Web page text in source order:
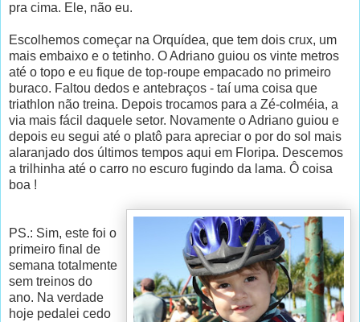
pra cima. Ele, não eu.
Escolhemos começar na Orquídea, que tem dois crux, um
mais embaixo e o tetinho. O Adriano guiou os vinte metros
até o topo e eu fique de top-roupe empacado no primeiro
buraco. Faltou dedos e antebraços - taí uma coisa que
triathlon não treina. Depois trocamos para a Zé-colméia, a
via mais fácil daquele setor. Novamente o Adriano guiou e
depois eu segui até o platô para apreciar o por do sol mais
alaranjado dos últimos tempos aqui em Floripa. Descemos
a trilhinha até o carro no escuro fugindo da lama. Ô coisa
boa !
PS.: Sim, este foi o
primeiro final de
semana totalmente
sem treinos do
ano. Na verdade
hoje pedalei cedo